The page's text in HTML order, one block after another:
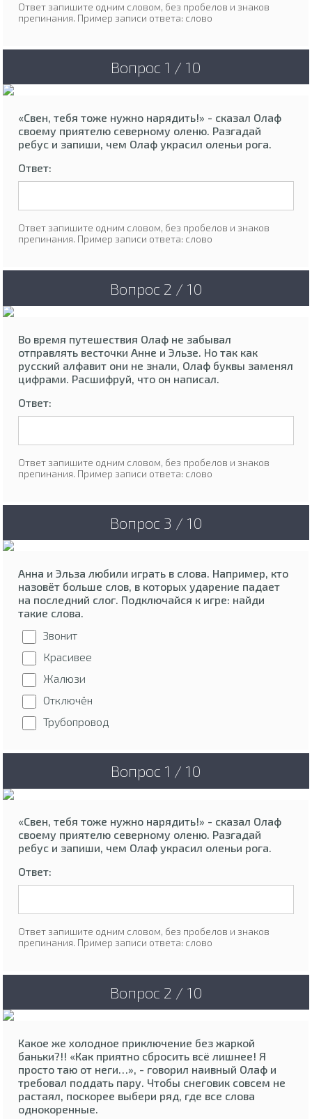
Ответ запишите одним словом, без пробелов и знаков
препинания. Пример записи ответа: слово
Вопрос 1 / 10
«Свен, тебя тоже нужно нарядить!» - сказал Олаф
своему приятелю северному оленю. Разгадай
ребус и запиши, чем Олаф украсил оленьи рога.
Ответ:
Ответ запишите одним словом, без пробелов и знаков
препинания. Пример записи ответа: слово
Вопрос 2 / 10
Во время путешествия Олаф не забывал
отправлять весточки Анне и Эльзе. Но так как
русский алфавит они не знали, Олаф буквы заменял
цифрами. Расшифруй, что он написал.
Ответ:
Ответ запишите одним словом, без пробелов и знаков
препинания. Пример записи ответа: слово
Вопрос 3 / 10
Анна и Эльза любили играть в слова. Например, кто
назовёт больше слов, в которых ударение падает
на последний слог. Подключайся к игре: найди
такие слова.
Звонит
Красивее
Жалюзи
Отключён
Трубопровод
Вопрос 1 / 10
«Свен, тебя тоже нужно нарядить!» - сказал Олаф
своему приятелю северному оленю. Разгадай
ребус и запиши, чем Олаф украсил оленьи рога.
Ответ:
Ответ запишите одним словом, без пробелов и знаков
препинания. Пример записи ответа: слово
Вопрос 2 / 10
Какое же холодное приключение без жаркой
баньки?!! «Как приятно сбросить всё лишнее! Я
просто таю от неги…», - говорил наивный Олаф и
требовал поддать пару. Чтобы снеговик совсем не
растаял, поскорее выбери ряд, где все слова
однокоренные.